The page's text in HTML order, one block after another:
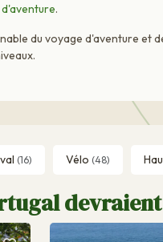
.
du voyage d'aventure et
(16) Vélo (48)